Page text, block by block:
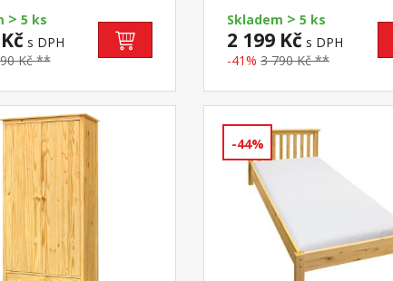
> 5 ks
s DPH
Kč **
Skladem > 5 ks
2 199 Kč s DPH
-41% 3 790 Kč **
-44%